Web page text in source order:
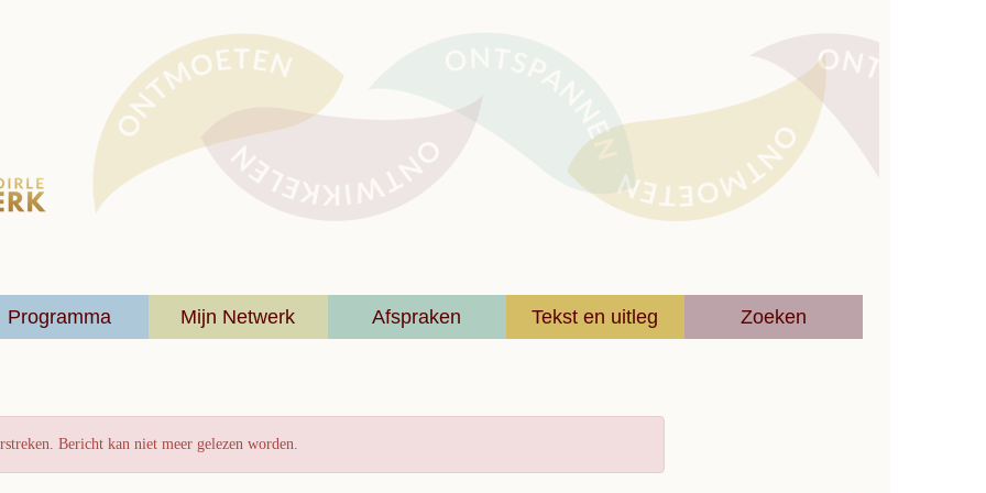
Programma Mijn Netwerk Afspraken Tekst en uitleg Zoeken
Bericht kan niet meer gelezen worden.